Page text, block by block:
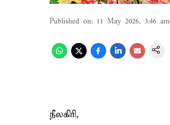
Published on: 11 May 2026, 3:46 am
நீலகிரி,